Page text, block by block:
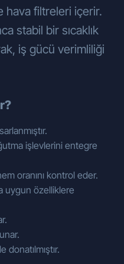
hava filtreleri içerir.
stabil bir sıcaklık
iş gücü verimliliği
işlevlerini entegre
oranını kontrol eder.
uygun özelliklere
bilgiler ile
belirtilen
ettiğiniz
içeren
Bulvarı 9.
kayıtlı
veya
ile noter
SİST.İNŞ.